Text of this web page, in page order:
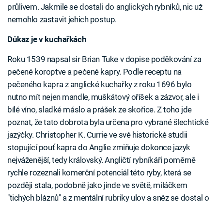
průlivem. Jakmile se dostali do anglických rybníků, nic už
nemohlo zastavit jehich postup.
Důkaz je v kuchařkách
Roku 1539 napsal sir Brian Tuke v dopise poděkování za
pečené koroptve a pečené kapry. Podle receptu na
pečeného kapra z anglické kuchařky z roku 1696 bylo
nutno mít nejen mandle, muškátový oříšek a zázvor, ale i
bílé víno, sladké máslo a prášek ze skořice. Z toho jde
poznat, že tato dobrota byla určena pro vybrané šlechtické
jazýčky. Christopher K. Currie ve své historické studii
stopující pouť kapra do Anglie zmiňuje dokonce jazyk
nejváženější, tedy královský. Angličtí rybníkáři poměrně
rychle rozeznali komerční potenciál této ryby, která se
později stala, podobně jako jinde ve světě, miláčkem
"tichých bláznů" a z mentální rubriky ulov a sněz se dostal o